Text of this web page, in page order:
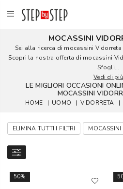
MOCASSINI
Sei alla ricerca di mocassini
Scopri la nostra offerta di mocassini
Sfogli...
Vedi di più
LE MIGLIORI OCCASIONI
MOCASSINI
HOME | UOMO | VIDORRETA |
ELIMINA TUTTI I FILTRI MOCASSINI
50%